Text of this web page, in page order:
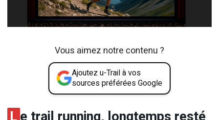
Vous aimez notre contenu ?
Ajoutez u-Trail à vos
sources préférées Google